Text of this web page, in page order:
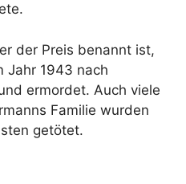
der Preis benannt ist,
Jahr 1943 nach
ermordet. Auch viele
Familie wurden
getötet.